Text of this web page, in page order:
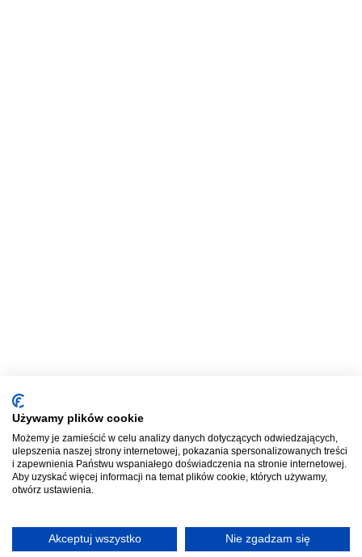
Używamy plików cookie
Możemy je zamieścić w celu analizy danych dotyczących odwiedzających,
ulepszenia naszej strony internetowej, pokazania spersonalizowanych treści
i zapewnienia Państwu wspaniałego doświadczenia na stronie internetowej.
Aby uzyskać więcej informacji na temat plików cookie, których używamy,
otwórz ustawienia.
Akceptuj wszystko Nie zgadzam się